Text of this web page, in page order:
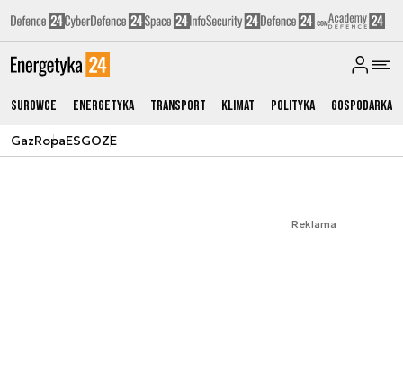
Surowce Energetyka Transport Klimat Polityka Gospodarka
GazRopaESGOZE
Reklama